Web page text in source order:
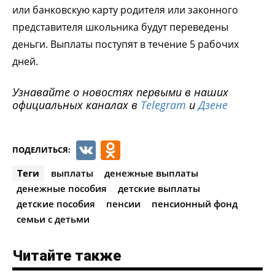
или банковскую карту родителя или законного
представителя школьника будут переведены
деньги. Выплаты поступят в течение 5 рабочих
дней.
Узнавайте о новостях первыми в наших
официальных каналах в Telegram иДзене
ПОДЕЛИТЬСЯ: VK
Теги выплаты
денежные выплаты
денежные пособия
детские выплаты
детские пособия
пенсии
пенсионный фонд
семьи с детьми
Читайте также